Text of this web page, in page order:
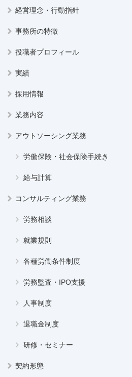
経営理念・行動指針
事務所の特徴
役職者プロフィール
実績
採用情報
業務内容
アウトソーシング業務
労働保険・社会保険手続き
給与計算
コンサルティング業務
労務相談
就業規則
各種労働条件制度
労務監査・IPO支援
人事制度
退職金制度
研修・セミナー
契約形態